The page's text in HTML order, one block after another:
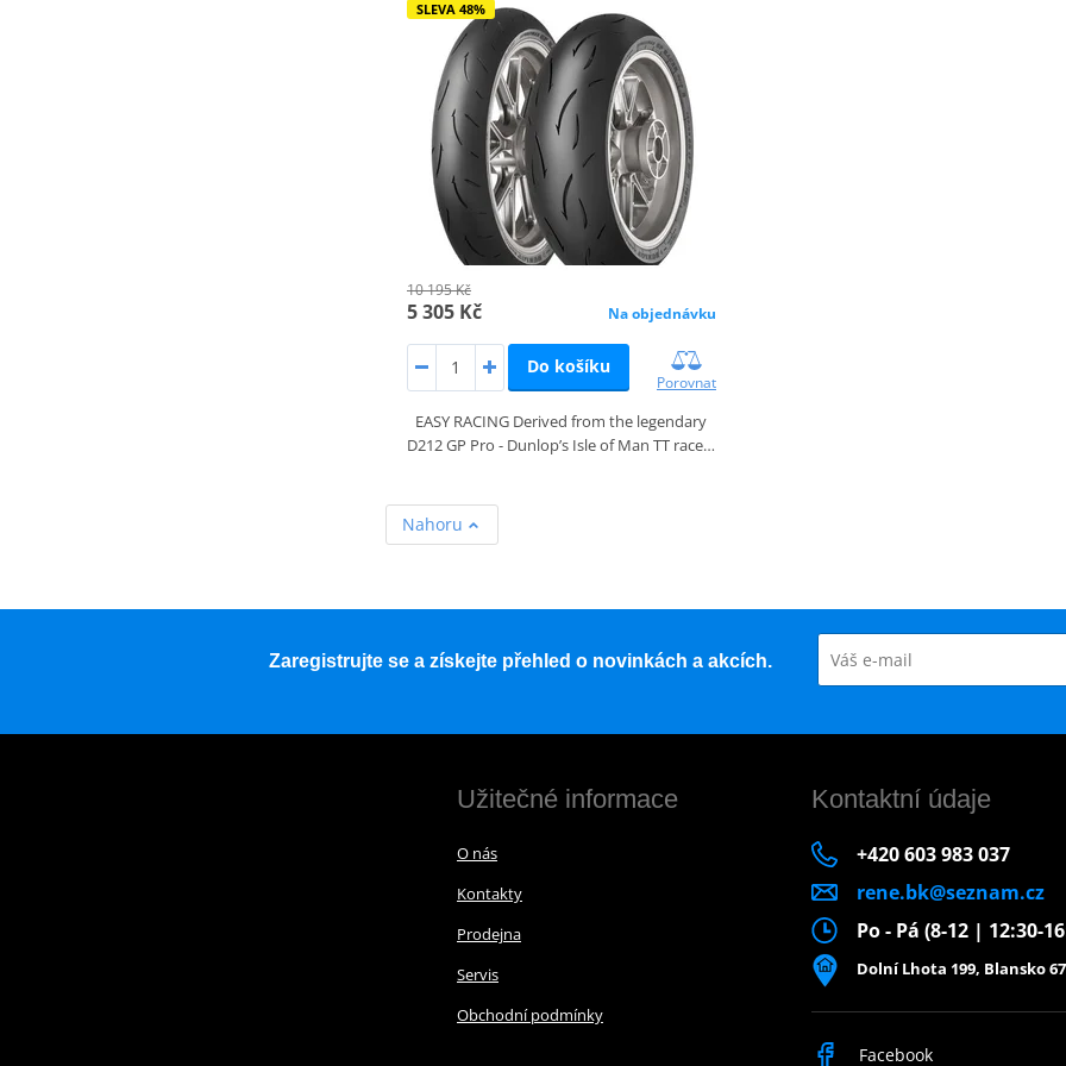
SLEVA 48%
10 195 Kč
5 305 Kč Na objednávku
Do košíku
Porovnat
EASY RACING Derived from the legendary
D212 GP Pro - Dunlop’s Isle of Man TT race…
Nahoru
Zaregistrujte se a získejte přehled o novinkách a akcích.
Užitečné informace
O nás
Kontakty
Prodejna
Servis
Obchodní podmínky
Kontaktní údaje
+420 603 983 037
rene.bk@seznam.cz
Po - Pá (8-12 | 12:30-
Dolní Lhota 199, Blansko
Facebook